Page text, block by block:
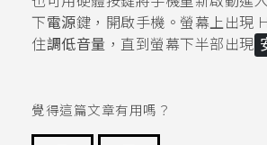
下電源鍵，開啟手機。螢幕上出現
住調低音量 ，直到螢幕下半部出現
覺得這篇文章有用嗎？